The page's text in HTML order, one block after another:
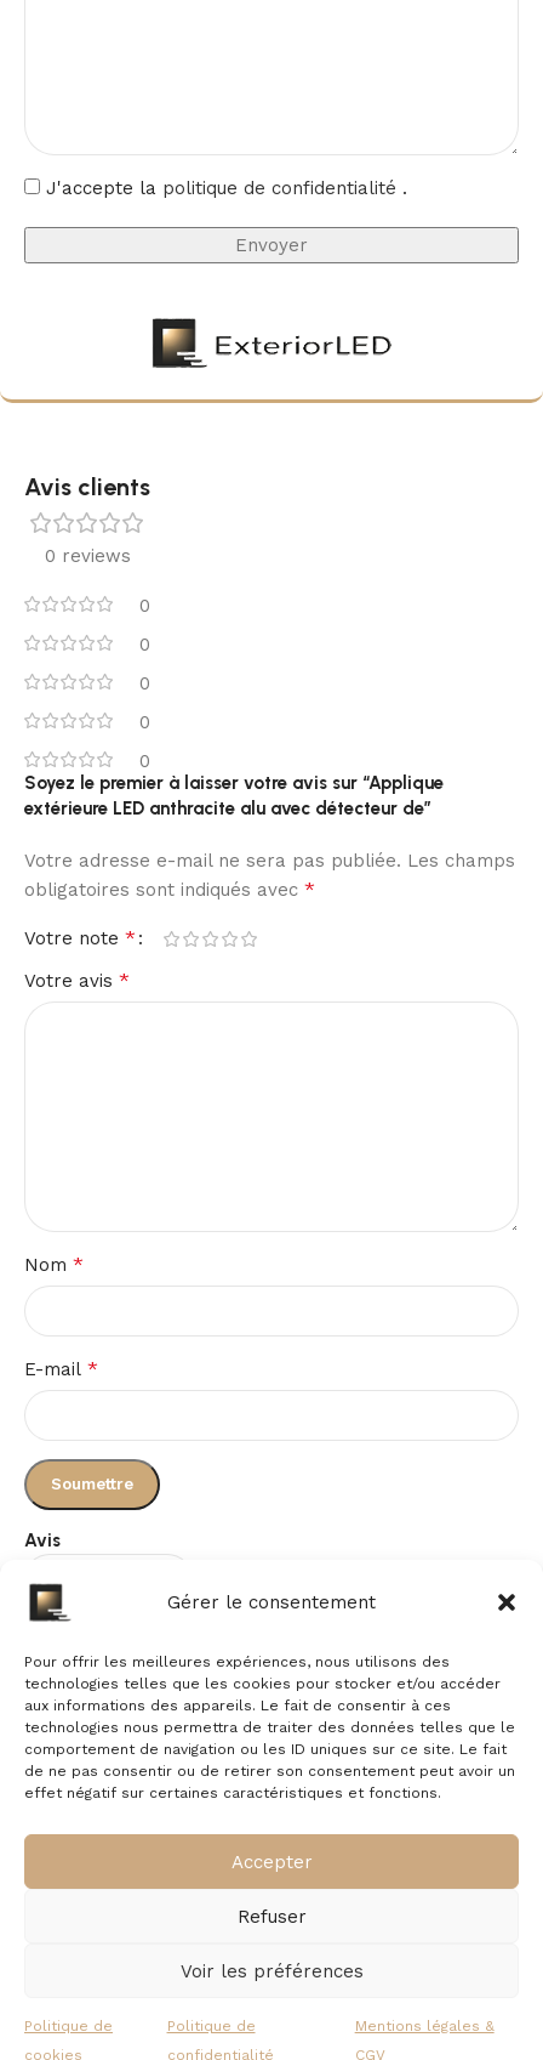
Gérer le consentement
Pour offrir les meilleures expériences, nous utilisons des
technologies telles que les cookies pour stocker et/ou accéder
aux informations des appareils. Le fait de consentir à ces
technologies nous permettra de traiter des données telles que le
comportement de navigation ou les ID uniques sur ce site. Le fait
de ne pas consentir ou de retirer son consentement peut avoir un
effet négatif sur certaines caractéristiques et fonctions.
Accepter
Refuser
Voir les préférences
Politique de
cookies
Politique de
confidentialité
Mentions légales &
CGV
J'accepte la politique de confidentialité .
Avis clients
0 reviews
0
0
0
0
0
Avis
Soyez le premier à laisser votre avis sur “Applique
extérieure LED anthracite alu avec détecteur de”
Votre adresse e-mail ne sera pas publiée. Les champs
obligatoires sont indiqués avec *
Votre note *
Votre avis *
Nom *
E-mail *
Mentions légales
Commande
Livraison &
retour
remboursement
Suivre une